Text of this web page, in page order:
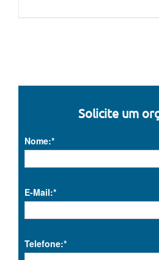
Solicite um
Nome:*
E-Mail:*
Telefone:*